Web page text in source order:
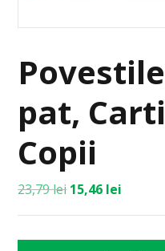
pat,
Copii
23,79lei 15,46 lei